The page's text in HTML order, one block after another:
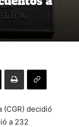
(CGR) decidió
a 232